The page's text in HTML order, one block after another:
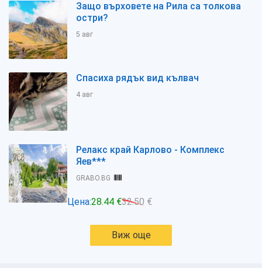
Защо върховете на Рила са толкова
остри?
5 авг
Спасиха рядък вид кълвач
4 авг
Релакс край Карлово - Комплекс
Яев***
GRABO.BG
Цена:28.44 €32.50 €
Виж още